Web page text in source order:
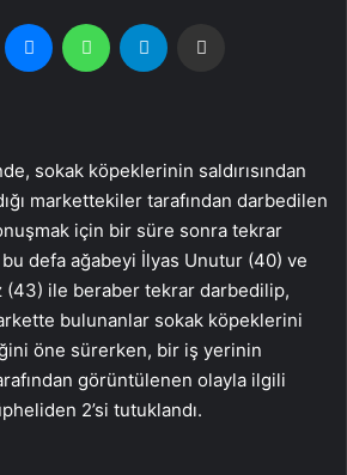
Tumblr MessengerWhatsApp
sokak köpeklerinin saldırısından
markettekiler tarafından darbedilen
için bir süre sonra tekrar
defa ağabeyi İlyas Unutur (40) ve
(43) ile beraber tekrar darbedilip,
bulunanlar sokak köpeklerini
öne sürerken, bir iş yerinin
görüntülenen olayla ilgili
2’si tutuklandı.